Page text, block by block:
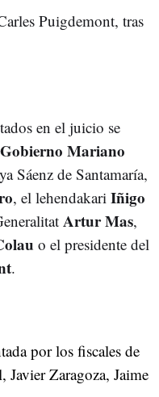
Puigdemont, tras
en el juicio se
Mariano
Sáenz de Santamaría,
, el lehendakari Iñigo
Artur Mas,
o el presidente del
.
por los fiscales de
Zaragoza, Jaime